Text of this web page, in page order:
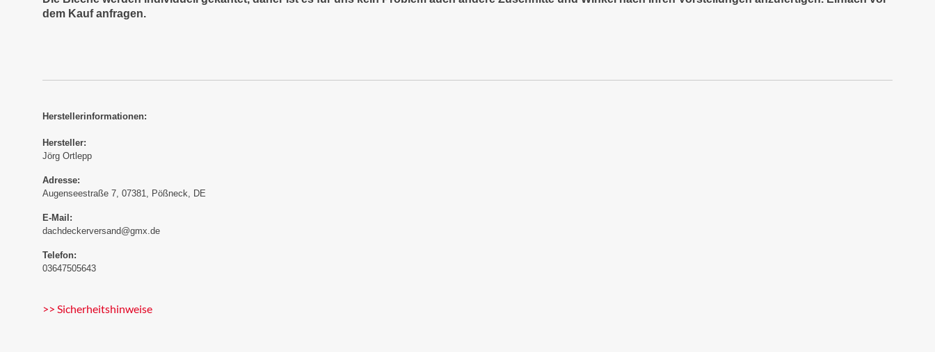
dem Kauf anfragen.
Herstellerinformationen:
Hersteller:
Jörg Ortlepp
Adresse:
Augenseestraße 7, 07381, Pößneck, DE
E-Mail:
dachdeckerversand@gmx.de
Telefon:
03647505643
>> Sicherheitshinweise